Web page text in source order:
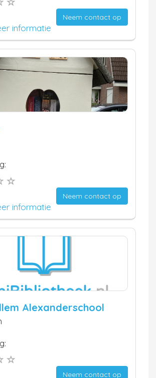
Neem contact op
informatie
Neem contact op
informatie
Alexanderschool
Neem contact op